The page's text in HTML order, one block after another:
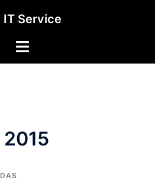
IT Service
2015